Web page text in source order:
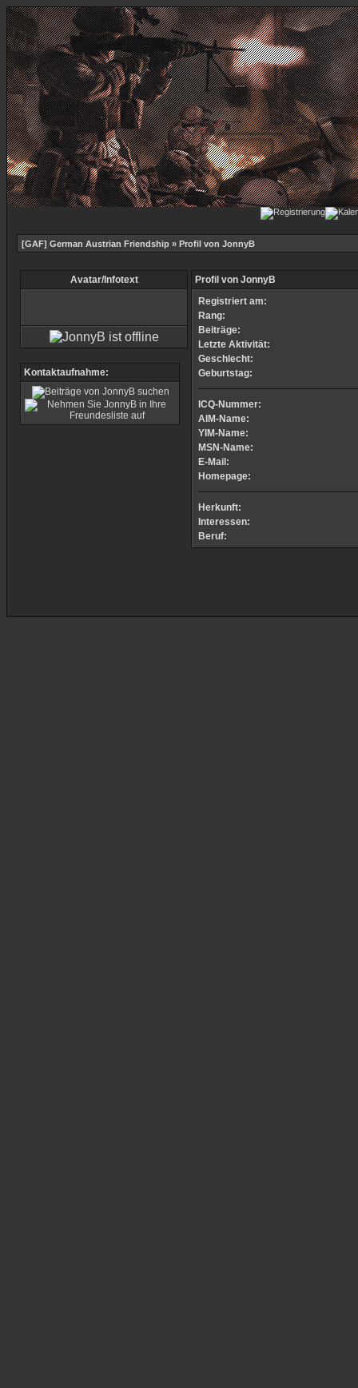
[GAF] German Austrian Friendship » Profil von JonnyB
Avatar/Infotext
Kontaktaufnahme:
Profil von JonnyB
Registriert am:
Rang:
Beiträge:
Letzte Aktivität:
Geschlecht:
Geburtstag:
ICQ-Nummer:
AIM-Name:
YIM-Name:
MSN-Name:
E-Mail:
Homepage:
Herkunft:
Interessen:
Beruf: